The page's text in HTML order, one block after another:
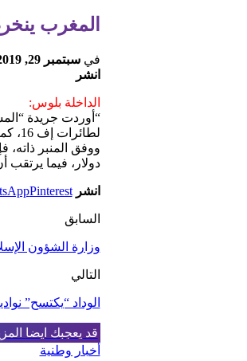
المغرب
فيسبتمبر 29, 2019
انشر
الداخلة بلوس:
“أوردت جريدة
لطائرات إف 16، كما تهم أيضا تدريب الجنود المغاربة على استخدام هذه التقنيات وصيانتها.
دولار، فيما يرتقب أن يتم
انشر Pinterest
السابق
وزارة الشؤون
التالي
الوداد “يكتسح”
قد يعجبك ايضا
أخبار وطنية